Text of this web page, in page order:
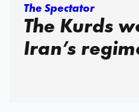
The Spectator
The Kurds
Iran’s